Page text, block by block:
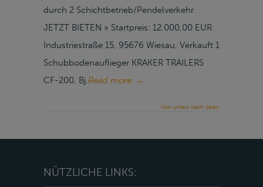
durch 2 Schichtbetrieb/Pendelverkehr
JETZT BIETEN » Startpreis: 12.000,00 EUR
Industriestraße 15, 95676 Wiesau, Verkauft 1
Schubbodenauflieger KRAKER TRAILERS
CF-200, Bj.Read more →
Von unten nach oben
NÜTZLICHE LINKS: